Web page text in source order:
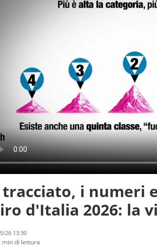
i numeri
d'Italia 2026: la
26 13:30
min di lettura